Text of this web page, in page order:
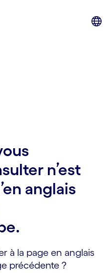
n’est
anglais
à la page en anglais
précédente ?